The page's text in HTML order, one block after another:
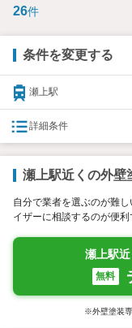
26件
条件を変更する
瀬上駅
詳細条件
瀬上駅近くの外壁
自分で業者を選ぶのが難
イザーに相談するのが便利
瀬上駅
無料
※外壁塗装専